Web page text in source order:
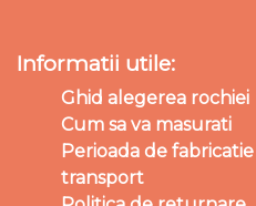
Informatii utile:
Ghid alegerea rochiei
Cum sa va masurati
Perioada de fabricatie
transport